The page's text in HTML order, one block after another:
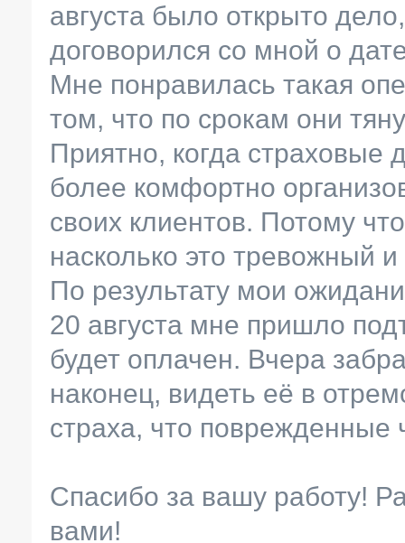
августа было открыто
договорился со мной о
Мне понравилась такая
том, что по срокам они
Приятно, когда страховые
более комфортно
своих клиентов. Потому
насколько это тревожный
По результату мои
20 августа мне пришло
будет оплачен. Вчера
наконец, видеть её в
страха, что поврежденные
Спасибо за вашу работу!
вами!